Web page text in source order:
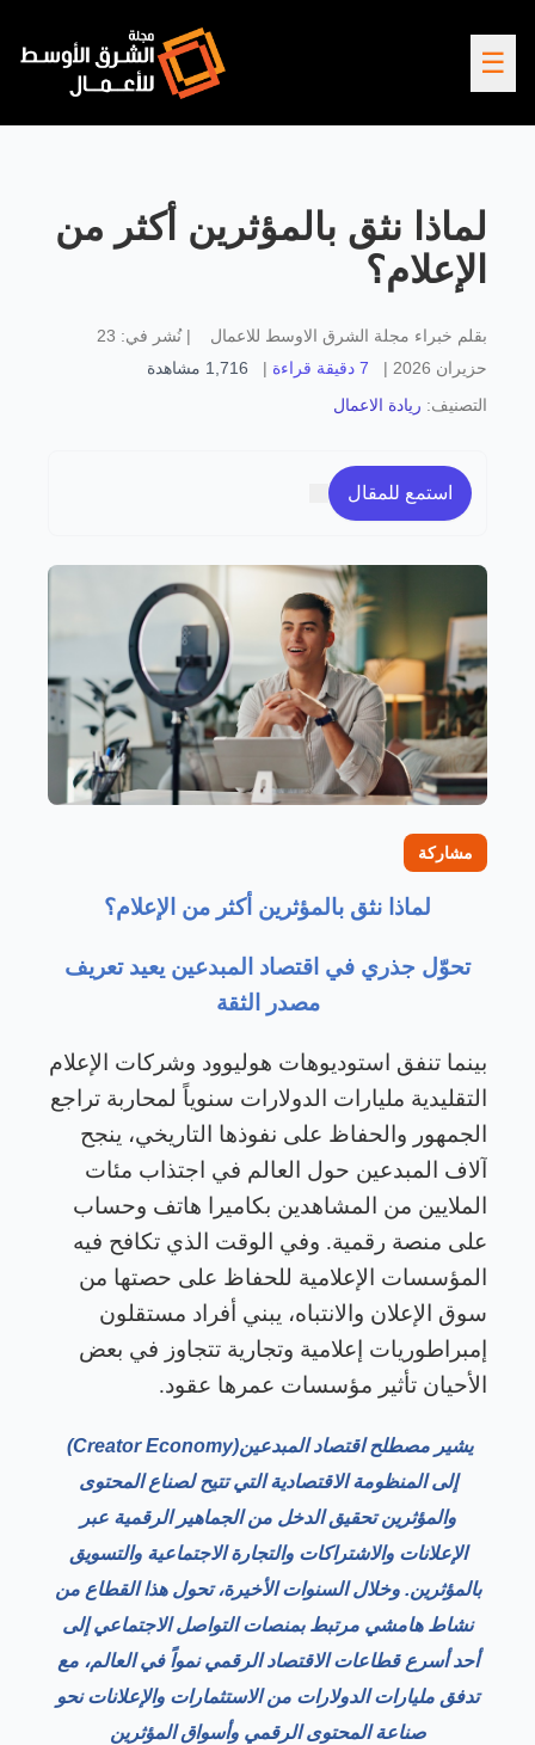
☰
لماذا نثق بالمؤثرين أكثر من
الإعلام؟
بقلم خبراء مجلة الشرق الاوسط للاعمال |نُشر في: 23
حزيران 2026
| 7 دقيقة قراءة |
1,716 مشاهدة
التصنيف: ريادة الاعمال
استمع للمقال
مشاركة
لماذا نثق بالمؤثرين أكثر من الإعلام؟
تحوّل جذري في اقتصاد المبدعين يعيد تعريف
مصدر الثقة
بينما تنفق استوديوهات هوليوود وشركات الإعلام
التقليدية مليارات الدولارات سنوياً لمحاربة تراجع
الجمهور والحفاظ على نفوذها التاريخي، ينجح
آلاف المبدعين حول العالم في اجتذاب مئات
الملايين من المشاهدين بكاميرا هاتف وحساب
على منصة رقمية. وفي الوقت الذي تكافح فيه
المؤسسات الإعلامية للحفاظ على حصتها من
سوق الإعلان والانتباه، يبني أفراد مستقلون
إمبراطوريات إعلامية وتجارية تتجاوز في بعض
الأحيان تأثير مؤسسات عمرها عقود.
يشير مصطلح اقتصاد المبدعين(Creator Economy)
إلى المنظومة الاقتصادية التي تتيح لصناع المحتوى
والمؤثرين تحقيق الدخل من الجماهير الرقمية عبر
الإعلانات والاشتراكات والتجارة الاجتماعية والتسويق
بالمؤثرين. وخلال السنوات الأخيرة، تحول هذا القطاع من
نشاط هامشي مرتبط بمنصات التواصل الاجتماعي إلى
أحد أسرع قطاعات الاقتصاد الرقمي نمواً في العالم، مع
تدفق مليارات الدولارات من الاستثمارات والإعلانات نحو
صناعة المحتوى الرقمي وأسواق المؤثرين